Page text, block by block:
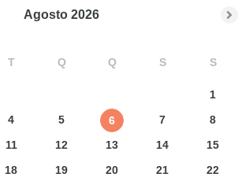
Agosto 2026
T Q Q S S
1
4 5 6 7
8
11 12 13 14
15
18 19 20 21
22